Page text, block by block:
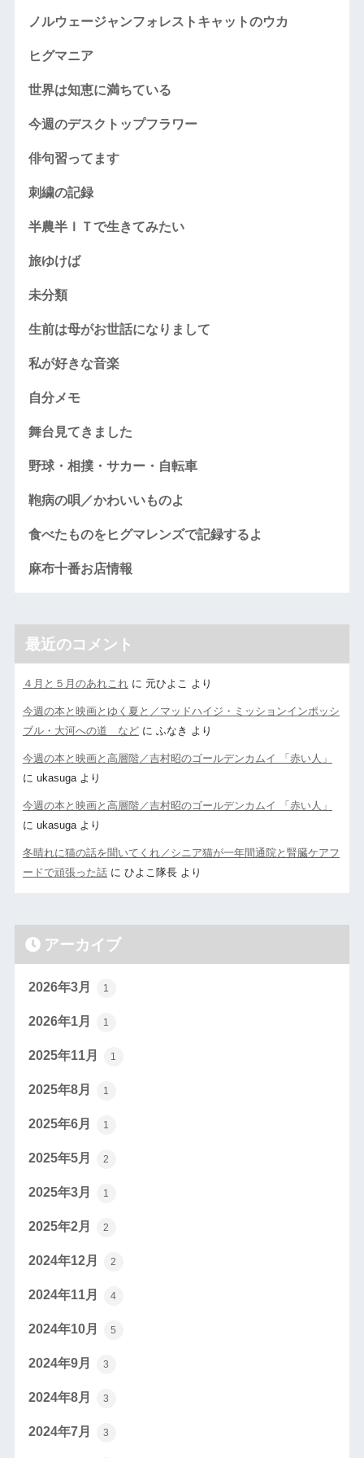
ノルウェージャンフォレストキャットのウカ
ヒグマニア
世界は知恵に満ちている
今週のデスクトップフラワー
俳句習ってます
刺繍の記録
半農半ＩＴで生きてみたい
旅ゆけば
未分類
生前は母がお世話になりまして
私が好きな音楽
自分メモ
舞台見てきました
野球・相撲・サカー・自転車
鞄病の唄／かわいいものよ
食べたものをヒグマレンズで記録するよ
麻布十番お店情報
最近のコメント
４月と５月のあれこれに 元ひよこ より
今週の本と映画とゆく夏と／マッドハイジ・ミッションインポッシ
ブル・大河への道 などに ふなき より
今週の本と映画と高層階／吉村昭のゴールデンカムイ 「赤い人」
に ukasugaより
今週の本と映画と高層階／吉村昭のゴールデンカムイ 「赤い人」
に ukasugaより
冬晴れに猫の話を聞いてくれ／シニア猫が一年間通院と腎臓ケアフ
ードで頑張った話に ひよこ隊長より
アーカイブ
2026年3月 1
2026年1月 1
2025年11月 1
2025年8月 1
2025年6月 1
2025年5月 2
2025年3月 1
2025年2月 2
2024年12月 2
2024年11月 4
2024年10月 5
2024年9月 3
2024年8月 3
2024年7月 3